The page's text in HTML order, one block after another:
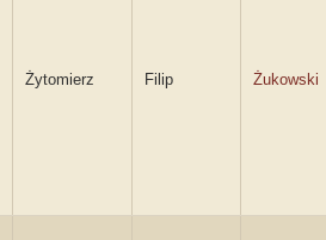
Żytomierz Filip Żukowski